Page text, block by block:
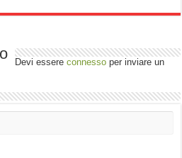
Devi essereconnesso per inviare un